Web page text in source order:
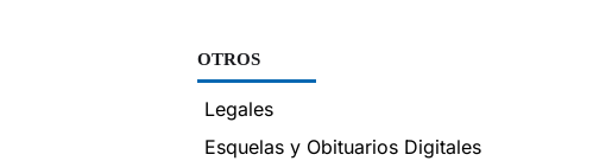
OTROS
Legales
Esquelas y Obituarios Digitales